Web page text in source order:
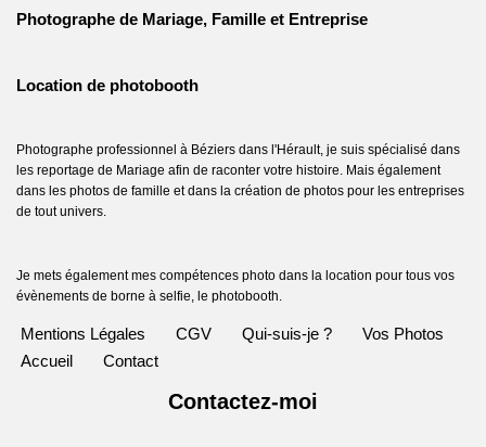
Photographe de Mariage, Famille et Entreprise
Location de photobooth
Photographe professionnel à Béziers dans l'Hérault, je suis spécialisé dans
les reportage de Mariage afin de raconter votre histoire. Mais également
dans les photos de famille et dans la création de photos pour les entreprises
de tout univers.
Je mets également mes compétences photo dans la location pour tous vos
évènements de borne à selfie, le photobooth.
Mentions Légales CGV Qui-suis-je ?
Vos Photos
Accueil
Contact
Contactez-moi